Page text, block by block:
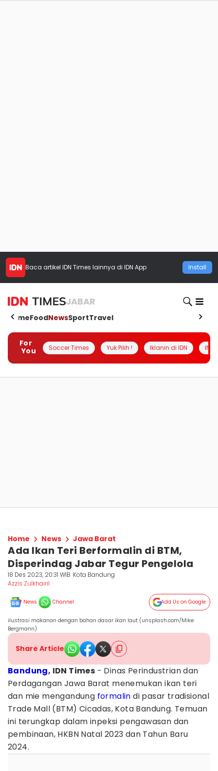
Baca artikel IDN Times lainnya di IDN App Install
JABAR
HomeFoodNewsSportTravel
For
You
Soccer Times Yuk Pilih ! Iklanin di IDN
Home News Jawa Barat
Ada Ikan Teri Berformalin di BTM,
Disperindag Jabar Tegur Pengelola
18 Des 2023, 20:31 WIB Kota Bandung
Azzis Zulkhairil
News Channel Add Us on Google
ilustrasi makanan dengan bahan dasar ikan laut (unsplash.com/Mike
Bergmann)
Share Article
Bandung, IDN Times - Dinas Perindustrian dan
Perdagangan Jawa Barat menemukan ikan teri
dan mie mengandung formalin di pasar tradisional
Trade Mall (BTM) Cicadas, Kota Bandung. Temuan
ini terungkap dalam inpeksi pengawasan dan
pembinaan, HKBN Natal 2023 dan Tahun Baru
2024.